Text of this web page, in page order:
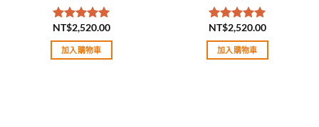
評分5.00
滿分 5
NT$2,520.00
加入購物車
評分5.00
滿分 5
NT$2,520.00
加入購物車